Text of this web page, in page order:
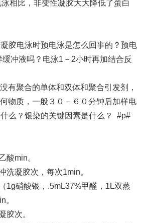
相比，非变性凝胶大大降低了蛋白
胶电泳时预电泳是怎么回事的？预电
冲液吗？电泳1－2小时再加结合反
有聚合的单体和双体和聚合引发剂，
物质，一般３０－６０分钟后加样电
么？银染的关键因素是什么？ #p#
酸min。
洗凝胶次，每次1min。
1g硝酸银，.5mL37%甲醛，1L双蒸
。
胶次。